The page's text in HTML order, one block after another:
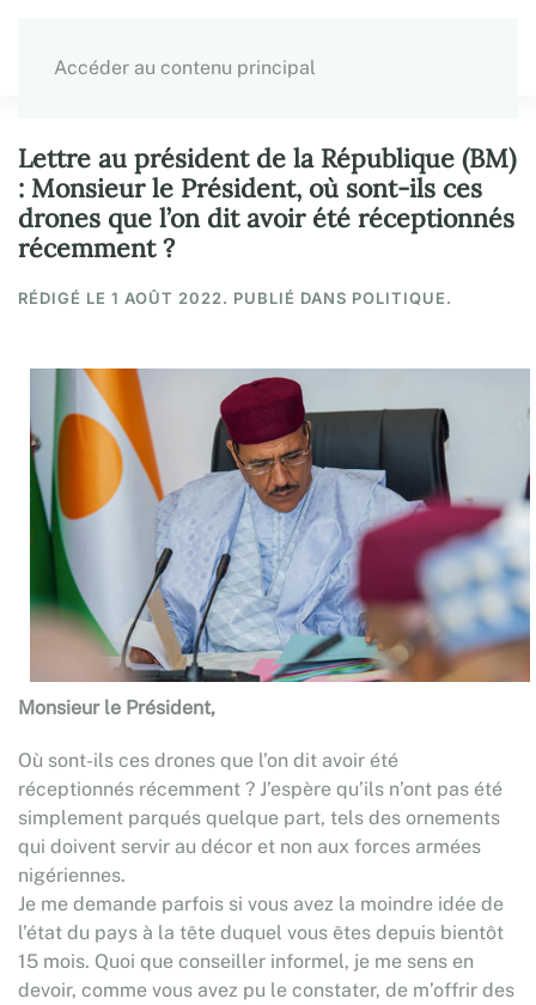
Accéder au contenu principal
Lettre au président de la République (BM)
: Monsieur le Président, où sont-ils ces
drones que l’on dit avoir été réceptionnés
récemment ?
RÉDIGÉ LE 1 AOÛT 2022. PUBLIÉ DANS POLITIQUE.
Monsieur le Président,
Où sont-ils ces drones que l’on dit avoir été
réceptionnés récemment ? J’espère qu’ils n’ont pas été
simplement parqués quelque part, tels des ornements
qui doivent servir au décor et non aux forces armées
nigériennes.
Je me demande parfois si vous avez la moindre idée de
l’état du pays à la tête duquel vous êtes depuis bientôt
15 mois. Quoi que conseiller informel, je me sens en
devoir, comme vous avez pu le constater, de m’offrir des